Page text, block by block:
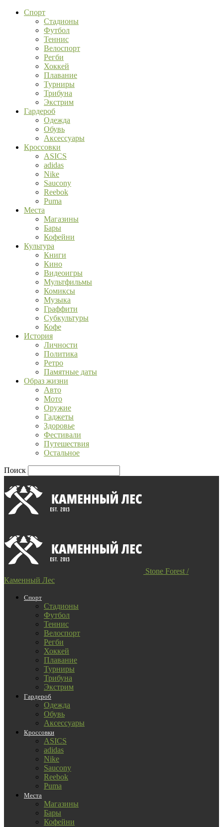
Спорт
Стадионы
Футбол
Теннис
Велоспорт
Регби
Хоккей
Плавание
Турниры
Трибуна
Экстрим
Гардероб
Одежда
Обувь
Аксессуары
Кроссовки
ASICS
adidas
Nike
Saucony
Reebok
Puma
Места
Магазины
Бары
Кофейни
Культура
Книги
Кино
Видеоигры
Мультфильмы
Комиксы
Музыка
Граффити
Субкультуры
Кофе
История
Личности
Политика
Ретро
Памятные даты
Образ жизни
Авто
Мото
Оружие
Гаджеты
Здоровье
Фестивали
Путешествия
Остальное
Поиск
Stone Forest /
Каменный Лес
Спорт
Стадионы
Футбол
Теннис
Велоспорт
Регби
Хоккей
Плавание
Турниры
Трибуна
Экстрим
Гардероб
Одежда
Обувь
Аксессуары
Кроссовки
ASICS
adidas
Nike
Saucony
Reebok
Puma
Места
Магазины
Бары
Кофейни